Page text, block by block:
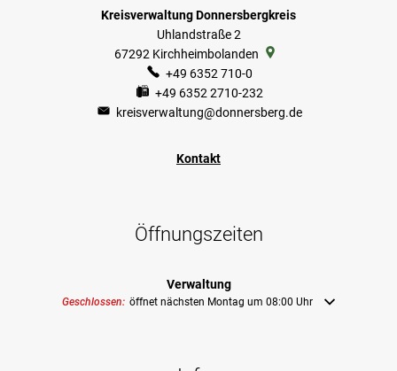
Kreisverwaltung Donnersbergkreis
Uhlandstraße 2
67292 Kirchheimbolanden
+49 6352 710-0
+49 6352 2710-232
kreisverwaltung@donnersberg.de
Kontakt
Öffnungszeiten
Verwaltung
Klicken, um weitere Öffnungs- oder Schließzeiten auszublenden
Geschlossen: öffnet nächsten Montag um 08:00 Uhr